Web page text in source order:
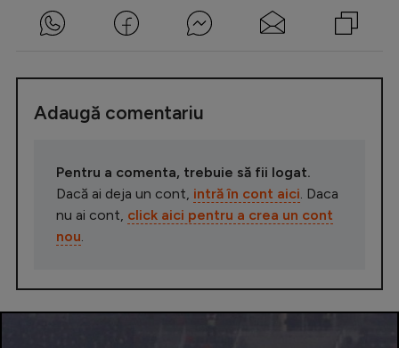
Adaugă comentariu
Pentru a comenta, trebuie să fii logat.
Dacă ai deja un cont, intră în cont aici. Daca
nu ai cont, click aici pentru a crea un cont
nou.